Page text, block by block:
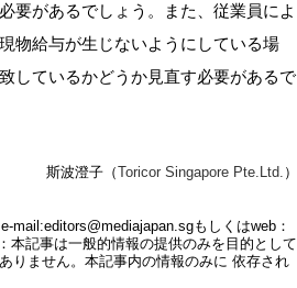
要があるでしょう。また、従業員によ
物給与が生じないようにしている場
しているかどうか見直す必要があるで
斯波澄子（Toricor Singapore Pte.Ltd. ）
mail:editors@mediajapan.sgもしくはweb：
本記事は一般的情報の提供のみを目的として
りません。本記事内の情報のみに 依存され